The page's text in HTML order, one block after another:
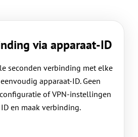
via apparaat-ID
seconden verbinding met elke
apparaat-ID. Geen
of VPN-instellingen
en maak verbinding.